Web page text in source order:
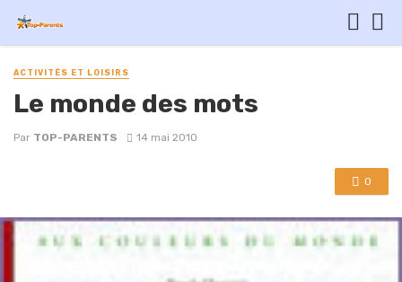
ACTIVITÉS ET LOISIRS
Le monde des mots
Par TOP-PARENTS 14 mai 2010
0